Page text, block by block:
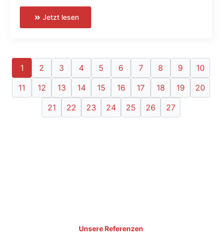
Jetzt lesen
1 2 3 4 5 6 7 8 9
10
11
12 13 14 15 16 17 18 19
20
21
22 23 24 25 26 27
Unsere Referenzen